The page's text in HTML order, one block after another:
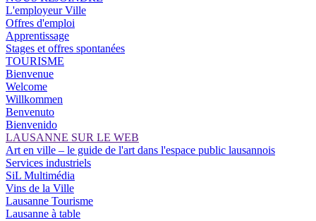
L'employeur Ville
Offres d'emploi
Apprentissage
Stages et offres spontanées
TOURISME
Bienvenue
Welcome
Willkommen
Benvenuto
Bienvenido
LAUSANNE SUR LE WEB
Art en ville – le guide de l'art dans l'espace public lausannois
Services industriels
SiL Multimédia
Vins de la Ville
Lausanne Tourisme
Lausanne à table